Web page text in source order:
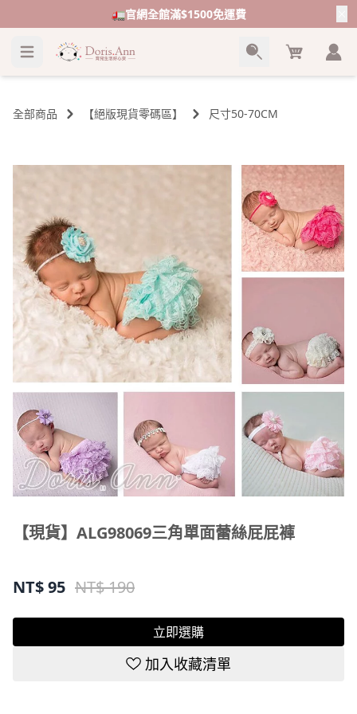
🚛官網全館滿$1500免運費
Cart
全部商品 【絕版現貨零碼區】 尺寸50-70CM
【現貨】ALG98069三角單面蕾絲屁屁褲
NT$95 NT$ 190
立即選購
加入收藏清單